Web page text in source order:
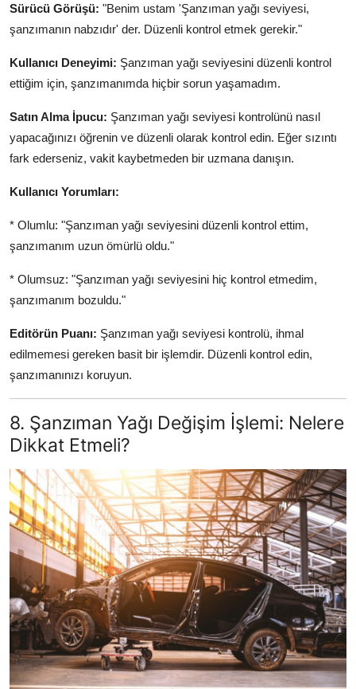
Sürücü Görüşü: "Benim ustam 'Şanzıman yağı seviyesi,
şanzımanın nabzıdır' der. Düzenli kontrol etmek gerekir."
Kullanıcı Deneyimi: Şanzıman yağı seviyesini düzenli kontrol
ettiğim için, şanzımanımda hiçbir sorun yaşamadım.
Satın Alma İpucu: Şanzıman yağı seviyesi kontrolünü nasıl
yapacağınızı öğrenin ve düzenli olarak kontrol edin. Eğer sızıntı
fark ederseniz, vakit kaybetmeden bir uzmana danışın.
Kullanıcı Yorumları:
* Olumlu: "Şanzıman yağı seviyesini düzenli kontrol ettim,
şanzımanım uzun ömürlü oldu."
* Olumsuz: "Şanzıman yağı seviyesini hiç kontrol etmedim,
şanzımanım bozuldu."
Editörün Puanı: Şanzıman yağı seviyesi kontrolü, ihmal
edilmemesi gereken basit bir işlemdir. Düzenli kontrol edin,
şanzımanınızı koruyun.
8. Şanzıman Yağı Değişim İşlemi: Nelere
Dikkat Etmeli?